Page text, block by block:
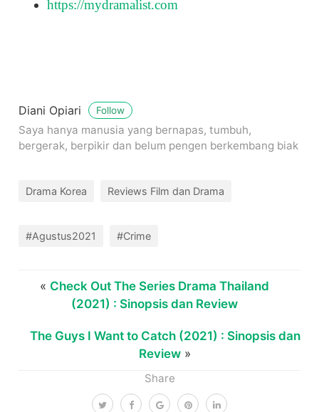
Share
https://mydramalist.com
Diani Opiari Follow
Saya hanya manusia yang bernapas, tumbuh,
bergerak, berpikir dan belum pengen berkembang biak
Drama Korea Reviews Film dan Drama
#Agustus2021 #Crime
« Check Out The Series Drama Thailand
(2021) : Sinopsis dan Review
The Guys I Want to Catch (2021) : Sinopsis dan
Review »